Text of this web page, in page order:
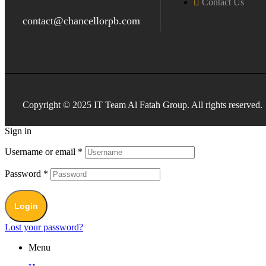
contact@chancellorpb.com
Copyright © 2025 IT Team Al Fatah Group. All rights reserved.
Sign in
Username or email *
Password *
Login
Lost your password?
Menu